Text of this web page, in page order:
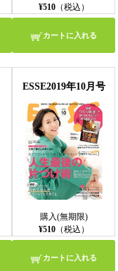
¥510（税込）
カートに入れる
ESSE2019年10月号
購入(無期限)
¥510（税込）
カートに入れる